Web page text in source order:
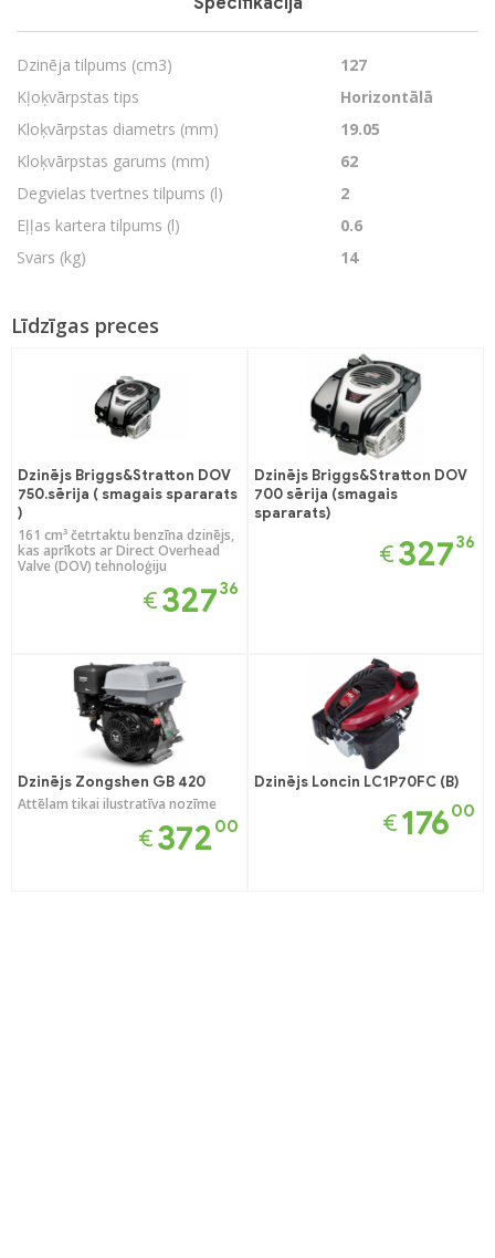
Dzinēja tilpums (cm3)
127
Kļoķvārpstas tips
Horizontālā
Kloķvārpstas diametrs (mm)
19.05
Kloķvārpstas garums (mm)
62
Degvielas tvertnes tilpums (l)
2
Eļļas kartera tilpums (l)
0.6
Svars (kg)
14
Līdzīgas preces
Dzinējs Briggs&Stratton DOV
750.sērija ( smagais spararats
)
161 cm³ četrtaktu benzīna dzinējs,
kas aprīkots ar Direct Overhead
Valve (DOV) tehnoloģiju
€32736
Dzinējs Briggs&Stratton DOV
700 sērija (smagais
spararats)
€32736
Dzinējs Zongshen GB 420
Attēlam tikai ilustratīva nozīme
€372 00
Dzinējs Loncin LC1P70FC (B)
€17600